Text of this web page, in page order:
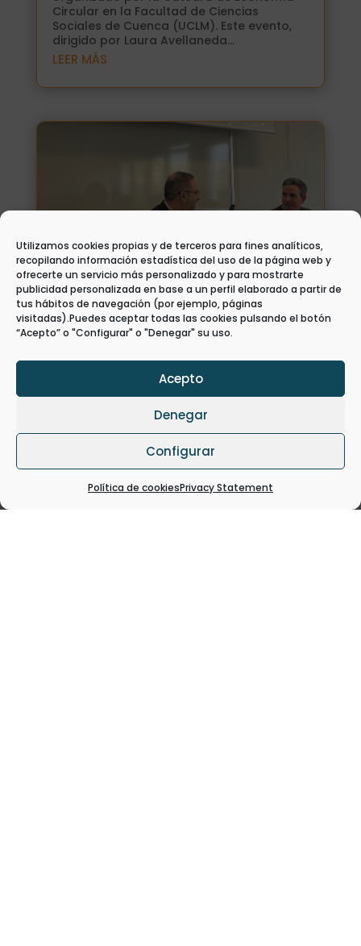
Utilizamos cookies propias y de terceros para fines analíticos,
recopilando información estadística del uso de la página web y
ofrecerte un servicio más personalizado y para mostrarte
publicidad personalizada en base a un perfil elaborado a partir de
tus hábitos de navegación (por ejemplo, páginas
visitadas).Puedes aceptar todas las cookies pulsando el botón
“Acepto” o "Configurar" o "Denegar" su uso.
Acepto
Denegar
Configurar
Política de cookiesPrivacy Statement
Circular en la Facultad de Ciencias
Sociales de Cuenca (UCLM). Este evento,
dirigido por Laura Avellaneda...
LEER MÁS
SEMINARIO EN LA UNIVERSITÁ DEGLI
STUDI DI PALERMO
23 Feb, 2025|Communication,News,Events &
Knowledge Transfer
Nuestros compañeros Ángel Peiró y
Marival Segarra han participado en el
seminario “Blockchain and Digitainability
Across Food Supply Chains: Towards a
More Resilient and Sustainable Food Supply
Chain”, organizado por Antonino Galati en
la Università degli Studi di...